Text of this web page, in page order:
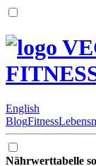
English
BlogFitness
Nährwerttabelle